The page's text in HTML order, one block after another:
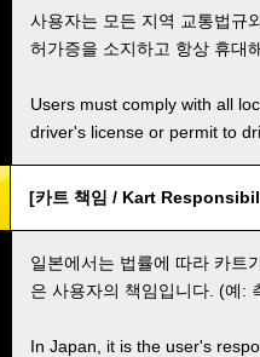
사용자는 모든 지역 교통법규
허가증을 소지하고 항상 휴대
Users must comply with all
driver's license or permit to
[카트 책임 / Kart
일본에서는 법률에 따라 카트
은 사용자의 책임입니다. (예:
In Japan, it is the user's